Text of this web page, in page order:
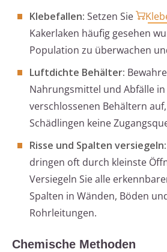
Klebefallen: Setzen Sie
Kakerlaken häufig gesehen
Population zu überwachen
Luftdichte Behälter:
Nahrungsmittel und Abfälle
verschlossenen Behältern
Schädlingen keine
Risse und Spalten versiegeln:
dringen oft durch kleinste
Versiegeln Sie alle
Spalten in Wänden, Böden
Rohrleitungen.
Chemische Methoden